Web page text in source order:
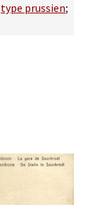
type prussien;